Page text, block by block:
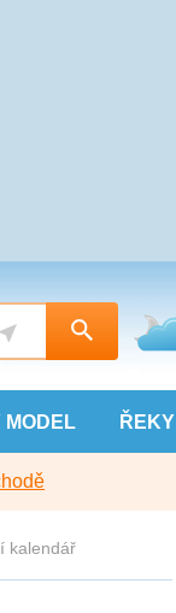
MODEL ŘEKY
kalendář